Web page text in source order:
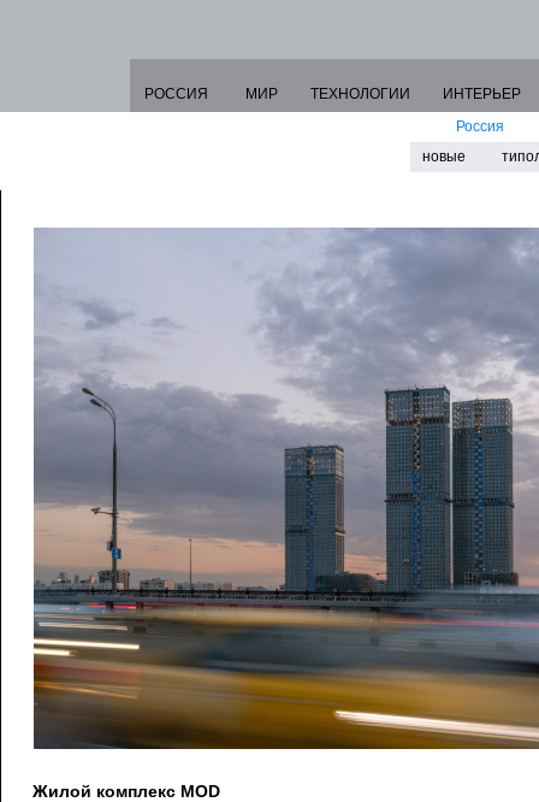
РОССИЯ МИР ТЕХНОЛОГИИ
ИНТЕРЬЕР
Россия
новые
Жилой комплекс MOD